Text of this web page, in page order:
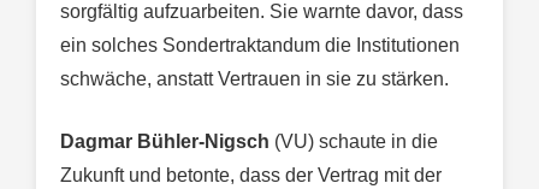
sorgfältig aufzuarbeiten. Sie warnte davor, dass
ein solches Sondertraktandum die Institutionen
schwäche, anstatt Vertrauen in sie zu stärken.
Dagmar Bühler-Nigsch (VU) schaute in die
Zukunft und betonte, dass der Vertrag mit der